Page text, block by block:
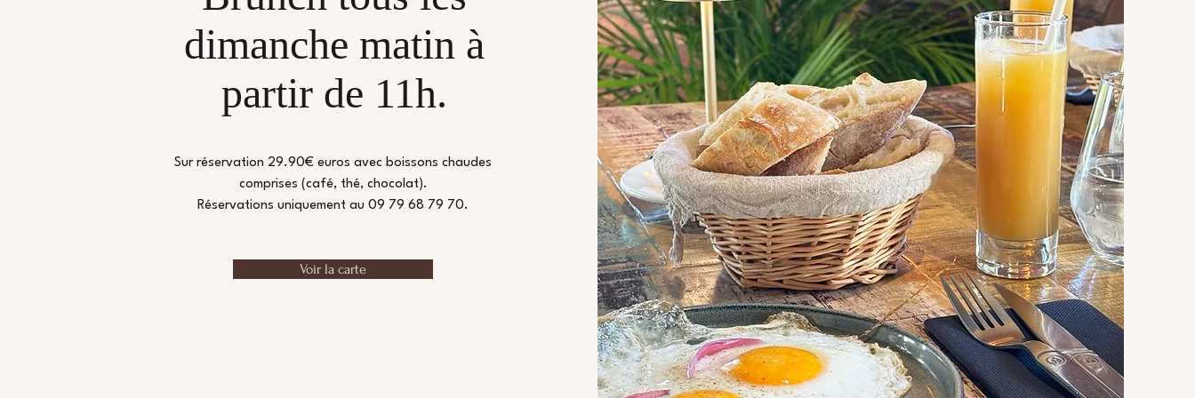
dimanche matin à
partir de 11h.
Sur réservation 29.90€ euros avec boissons chaudes
comprises (café, thé, chocolat).
Réservations uniquement au 09 79 68 79 70.
Voir la carte